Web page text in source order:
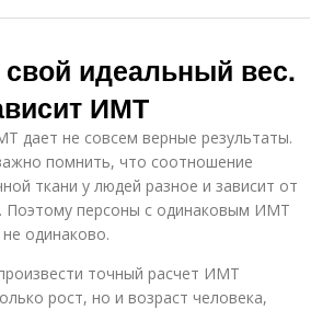
свой идеальный вес.
ИМТ
дает не совсем верные результаты.
помнить, что соотношение
ткани у людей разное и зависит от
Поэтому персоны с одинаковым ИМТ
одинаково.
точный расчет ИМТ
рост, но и возраст человека,